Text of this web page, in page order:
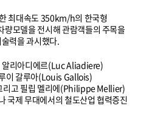
최대속도 350km/h의 한국형
량모델을 전시해 관람객들의 주목을
력을 과시했다.
알리아디에르(Luc Aliadiere)
이 갈루아(Louis Gallois)
리고 필립 멜리에(Philippe Mellier)
국제 무대에서의 철도산업 협력증진